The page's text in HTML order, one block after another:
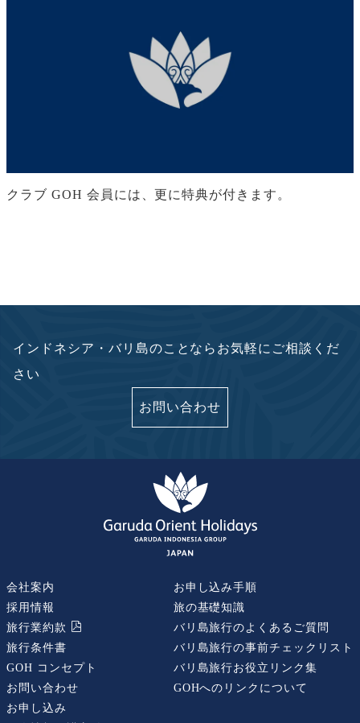
クラブ GOH 会員には、更に特典が付きます。
インドネシア・バリ島のことならお気軽にご相談くだ
さい
お問い合わせ
会社案内
採用情報
旅行業約款
旅行条件書
GOH コンセプト
お問い合わせ
お申し込み
お申し込み手順
旅の基礎知識
バリ島旅行のよくあるご質問
バリ島旅行の事前チェックリスト
バリ島旅行お役立リンク集
GOHへのリンクについて